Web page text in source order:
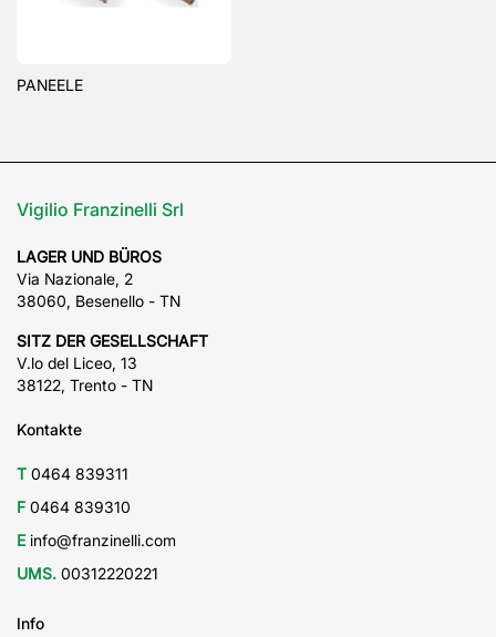
PANEELE
Vigilio Franzinelli Srl
LAGER UND BÜROS
Via Nazionale, 2
38060, Besenello - TN
SITZ DER GESELLSCHAFT
V.lo del Liceo, 13
38122, Trento - TN
Kontakte
T 0464 839311
F 0464 839310
E info@franzinelli.com
UMS. 00312220221
Info